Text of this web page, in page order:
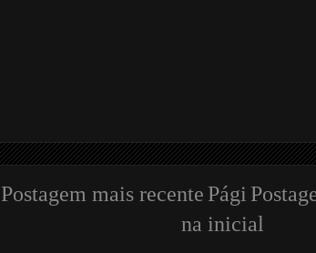
Postagem mais recente Pági
na inicial